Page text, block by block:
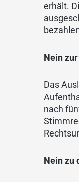
erhält.
Nein
Das
nach
Nein zu